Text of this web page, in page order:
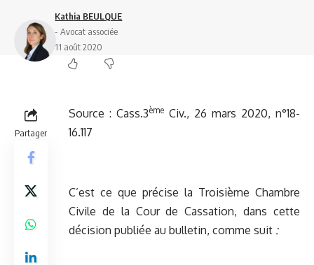
Kathia BEULQUE
- Avocat associée
11 août 2020
Partager
Source : Cass.3ème Civ., 26 mars 2020, n°18-
16.117
C’est ce que précise la Troisième Chambre
Civile de la Cour de Cassation, dans cette
décision publiée au bulletin, comme suit :